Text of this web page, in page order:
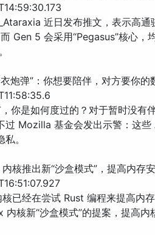
近日发布推文，表示高
Gen 5 会采用“Pegasus”核心，
炮弹”：你想要陪伴，对方要你的
你是如何度过的？对于暂时没有
过 Mozilla 基金会发出示警：这些
。
核推出新“沙盒模式”，提高内存
已经在尝试 Rust 编程来提高内
内核新“沙盒模式”的提案，提高